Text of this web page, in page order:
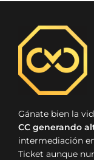
Gánate bien la
CC generando
intermediación
Ticket aunque